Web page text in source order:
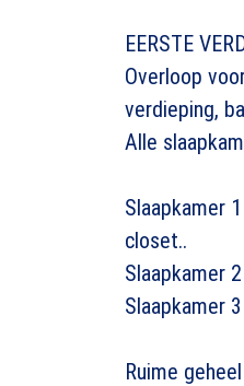
EERSTE
Overloop
verdieping,
Alle
Slaapkamer
closet..
Slaapkamer
Slaapkamer
Ruime